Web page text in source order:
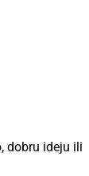
dobru ideju ili